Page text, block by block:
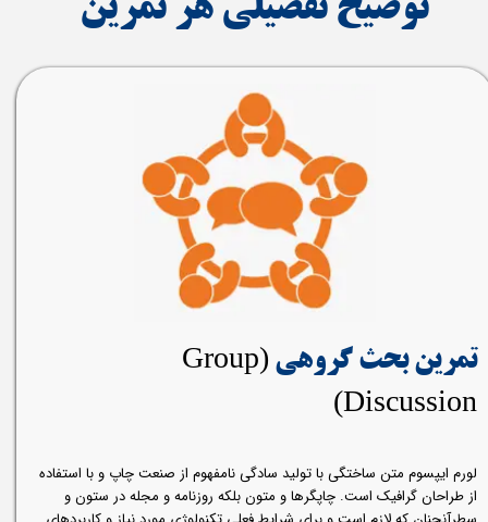
تمرین بحث گروهی (Group
Discussion)​​​​​​​
لورم ایپسوم متن ساختگی با تولید سادگی نامفهوم از صنعت چاپ و با استفاده
از طراحان گرافیک است. چاپگرها و متون بلکه روزنامه و مجله در ستون و
​توضیح تفصیلی هر تمرین